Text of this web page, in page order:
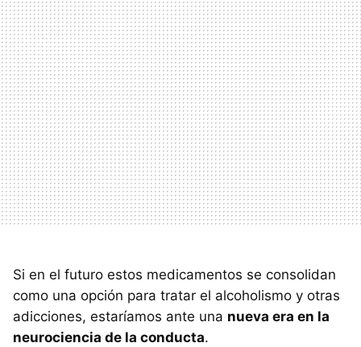
Si en el futuro estos medicamentos se consolidan
como una opción para tratar el alcoholismo y otras
adicciones, estaríamos ante una nueva era en la
neurociencia de la conducta.